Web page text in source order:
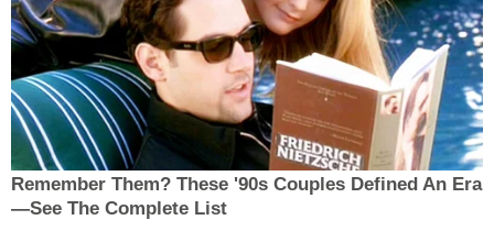
Remember Them? These '90s Couples Defined An Era
—See The Complete List